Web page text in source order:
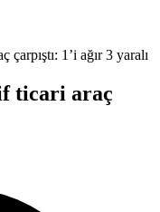
1’i ağır 3 yaralı
ticari araç